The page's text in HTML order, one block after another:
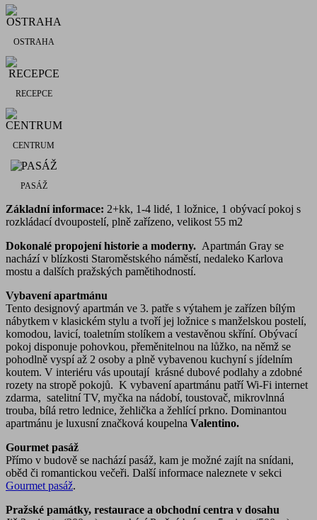
OSTRAHA
RECEPCE
CENTRUM
PASÁŽ
Základní informace: 2+kk, 1-4 lidé, 1 ložnice, 1 obývací pokoj s
rozkládací dvoupostelí, plně zařízeno, velikost 55 m2
Dokonalé propojení historie a moderny. Apartmán Gray se
nachází v blízkosti Staroměstského náměstí, nedaleko Karlova
mostu a dalších pražských pamětihodností.
Vybavení apartmánu
Tento designový apartmán ve 3. patře s výtahem je zařízen bílým
nábytkem v klasickém stylu a tvoří jej ložnice s manželskou postelí,
komodou, lavicí, toaletním stolíkem a vestavěnou skříní. Obývací
pokoj disponuje pohovkou, přeměnitelnou na lůžko, na němž se
pohodlně vyspí až 2 osoby a plně vybavenou kuchyní s jídelním
koutem. V interiéru vás upoutají krásné dubové podlahy a zdobné
rozety na stropě pokojů. K vybavení apartmánu patří Wi-Fi internet
zdarma, satelitní TV, myčka na nádobí, toustovač, mikrovlnná
trouba, bílá retro lednice, žehlička a žehlící prkno. Dominantou
apartmánu je luxusní značková koupelna Valentino.
Gourmet pasáž
Přímo v budově se nachází pasáž, kam je možné zajít na snídani,
oběd či romantickou večeři. Další informace naleznete v sekci
Gourmet pasáž.
Pražské památky, restaurace a obchodní centra v dosahu